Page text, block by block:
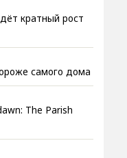
кратный рост
самого дома
The Parish